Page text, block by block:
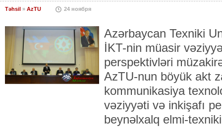
Təhsil » AzTU 24 ноября
Azərbaycan Texniki
İKT-nin müasir
perspektivləri
AzTU-nun böyük akt
kommunikasiya
vəziyyəti və inkişafı
beynəlxalq elmi-